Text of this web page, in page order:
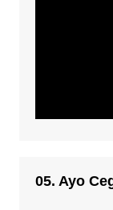
05. Ayo